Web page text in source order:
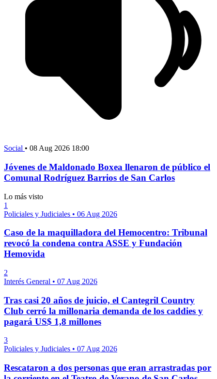
Social • 08 Aug 2026 18:00
Jóvenes de Maldonado Boxea llenaron de público el
Comunal Rodríguez Barrios de San Carlos
Lo más visto
1
Policiales y Judiciales • 06 Aug 2026
Caso de la maquilladora del Hemocentro: Tribunal
revocó la condena contra ASSE y Fundación
Hemovida
2
Interés General • 07 Aug 2026
Tras casi 20 años de juicio, el Cantegril Country
Club cerró la millonaria demanda de los caddies y
pagará US$ 1,8 millones
3
Policiales y Judiciales • 07 Aug 2026
Rescataron a dos personas que eran arrastradas por